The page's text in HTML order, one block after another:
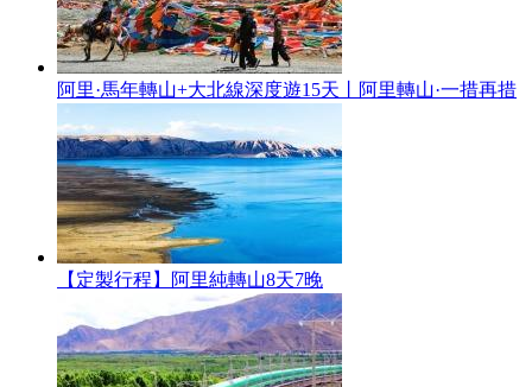
阿里·馬年轉山+大北線深度遊15天丨阿里轉山·一措再措
【定製行程】阿里純轉山8天7晚